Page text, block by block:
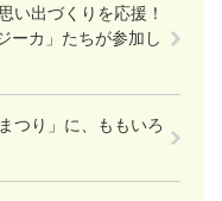
い出づくりを応援！
ーカ」たちが参加し
つり」に、ももいろ